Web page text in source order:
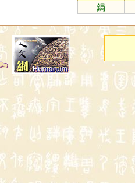
鋦